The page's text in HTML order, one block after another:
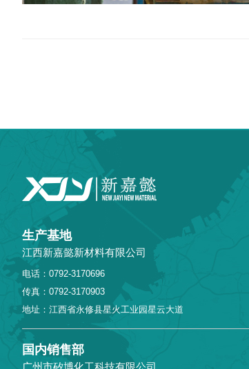
生产基地
江西新嘉懿新材料有限公司
电话：0792-3170696
传真：0792-3170903
地址：江西省永修县星火工业园星云大道
国内销售部
广州市矽博化工科技有限公司